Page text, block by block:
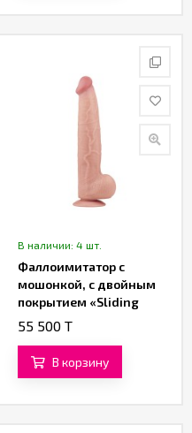
В наличии: 4 шт.
Фаллоимитатор с
мошонкой, с двойным
покрытием «Sliding
Skin» от «Lovetoy» (26,5
55 500 T
В корзину